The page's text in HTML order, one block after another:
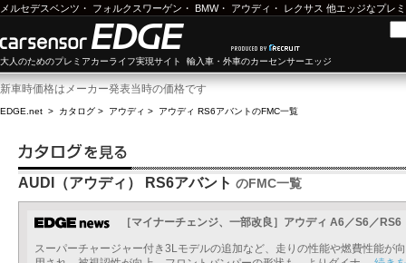
メルセデスベンツ ・ フォルクスワーゲン ・ BMW・ アウディ ・ レクサス 他エッジなプレ
大人のためのプレミアカーライフ実現サイト 輸入車・外車のカーセンサーエッジ
新車時価格はメーカー発表当時の価格です
EDGE.net > カタログ > アウディ > アウディ RS6アバントのFMC一覧
AUDI（アウディ） RS6アバント のFMC一覧
［マイナーチェンジ、一部改良］アウディ A6／S6／RS6
スーパーチャージャー付き3Lモデルの追加など、走りの性能や燃費性能が